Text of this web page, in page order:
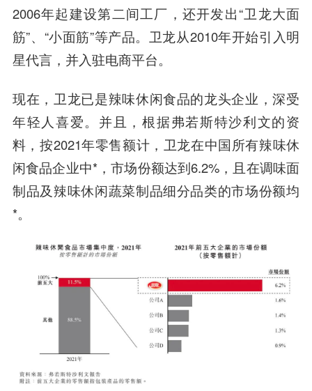
2006年起建设第二间工厂，还开发出“卫龙大面
筋”、“小面筋”等产品。卫龙从2010年开始引入明
星代言，并入驻电商平台。
现在，卫龙已是辣味休闲食品的龙头企业，深受
年轻人喜爱。并且，根据弗若斯特沙利文的资
料，按2021年零售额计，卫龙在中国所有辣味休
闲食品企业中*，市场份额达到6.2%，且在调味面
制品及辣味休闲蔬菜制品细分品类的市场份额均
*。